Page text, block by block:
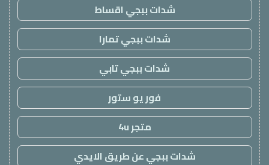
شدات ببجي اقساط
شدات ببجي تمارا
شدات ببجي تابي
فور يو ستور
متجر 4u
شدات ببجي عن طريق الايدي